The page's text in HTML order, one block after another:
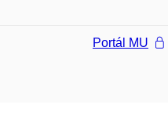
Portál MU